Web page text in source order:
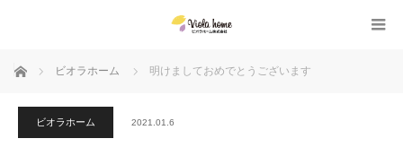
ホーム ビオラホーム 明けましておめでとうございます
ビオラホーム 2021.01.6